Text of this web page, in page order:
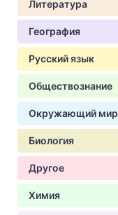
Литература
География
Русский язык
Обществознание
Окружающий мир
Биология
Другое
Химия